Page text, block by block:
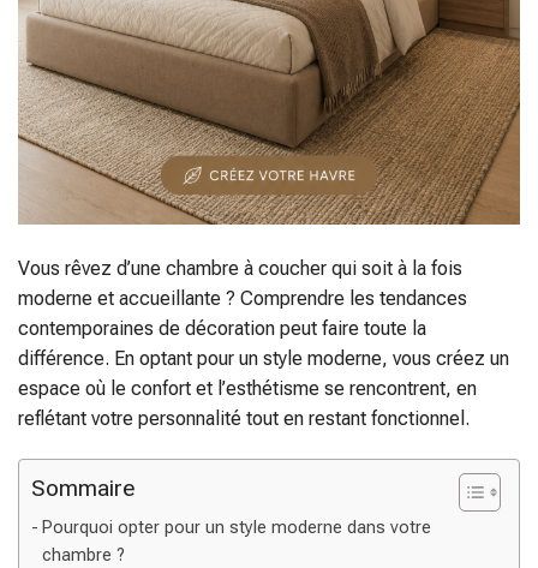
Vous rêvez d’une chambre à coucher qui soit à la fois
moderne et accueillante ? Comprendre les tendances
contemporaines de décoration peut faire toute la
différence. En optant pour un style moderne, vous créez un
espace où le confort et l’esthétisme se rencontrent, en
reflétant votre personnalité tout en restant fonctionnel.
Sommaire
Pourquoi opter pour un style moderne dans votre
chambre ?